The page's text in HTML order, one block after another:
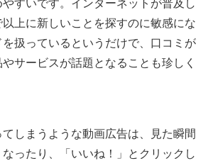
すいです。インターネットが普及し
上に新しいことを探すのに敏感にな
扱っているというだけで、口コミが
サービスが話題となることも珍しく
しまうような動画広告は、見た瞬間
ったり、「いいね！」とクリックし